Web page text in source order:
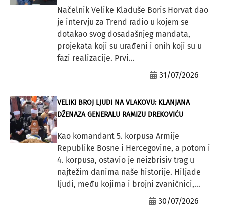
Načelnik Velike Kladuše Boris Horvat dao
je intervju za Trend radio u kojem se
dotakao svog dosadašnjeg mandata,
projekata koji su urađeni i onih koji su u
fazi realizacije. Prvi...
31/07/2026
VELIKI BROJ LJUDI NA VLAKOVU: KLANJANA
DŽENAZA GENERALU RAMIZU DREKOVIĆU
Kao komandant 5. korpusa Armije
Republike Bosne i Hercegovine, a potom i
4. korpusa, ostavio je neizbrisiv trag u
najtežim danima naše historije. Hiljade
ljudi, među kojima i brojni zvaničnici,...
30/07/2026